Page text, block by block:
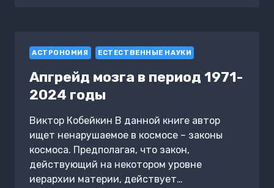
ИСТОРИИ,
АСТРОНОМИЯ ЕСТЕСТВЕННЫЕ НАУКИ
Апгрейд мозга в период 1971-
2024 годы
Виктор Кобейкин В данной книге автор
ищет ненарушаемое в космосе – законы
космоса. Предполагая, что закон,
действующий на некотором уровне
иерархии материи, действует…